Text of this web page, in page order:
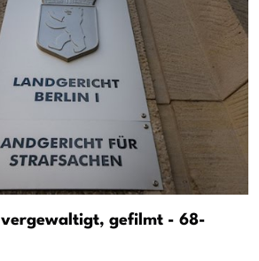
vergewaltigt, gefilmt - 68-